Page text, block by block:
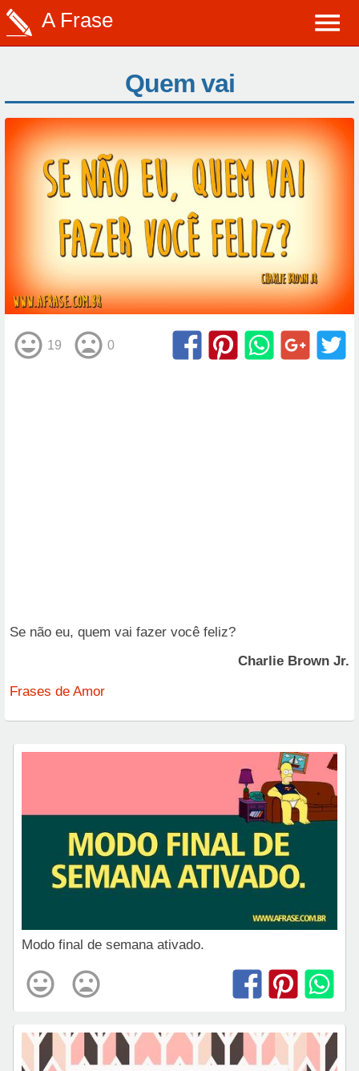
A Frase
Quem vai
19 0
Se não eu, quem vai fazer você feliz?
Charlie Brown Jr.
Frases de Amor
Modo final de semana ativado.